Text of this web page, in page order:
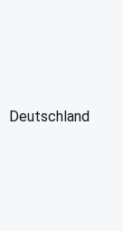
Deutschland